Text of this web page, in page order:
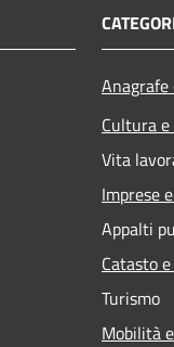
Cultura
Vita
Imprese
Appalti
Catasto
Turismo
Mobilità